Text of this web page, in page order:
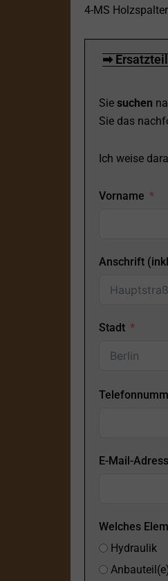
4-MS
➡
Sie suchen
Sie das
Ich weise
Vorname
Anschrift
Stadt
E-Mail-
Welches
Hydraulik